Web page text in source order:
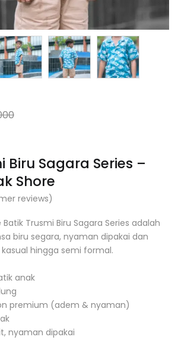
Biru Sagara Series –
Shore
reviews)
Trusmi Biru Sagara Series adalah
biru segara, nyaman dipakai dan
hingga semi formal.
anak
premium (adem & nyaman)
nyaman dipakai